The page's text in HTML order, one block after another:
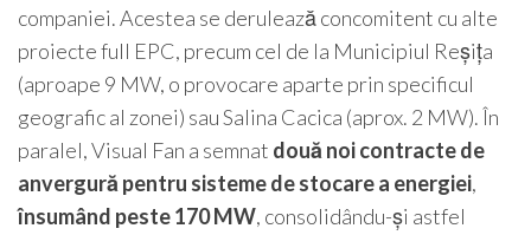
companiei. Acestea se derulează concomitent cu alte
proiecte full EPC, precum cel de la Municipiul Reșița
(aproape 9 MW, o provocare aparte prin specificul
geografic al zonei) sau Salina Cacica (aprox. 2 MW). În
paralel, Visual Fan a semnat două noi contracte de
anvergură pentru sisteme de stocare a energiei,
însumând peste 170 MW, consolidându-și astfel